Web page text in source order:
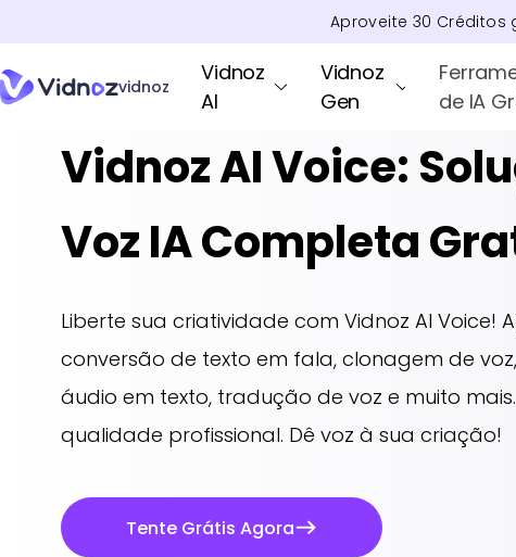
Aproveite 30 Créditos
vidnoz
Vidnoz
AI
Vidnoz
Gen
de IA
Vidnoz AI Voice:
Voz IA Completa
Liberte sua criatividade com Vidnoz AI Voice!
conversão de texto em fala, clonagem de
áudio em texto, tradução de voz e muito
qualidade profissional. Dê voz à sua criação!
Tente Grátis Agora